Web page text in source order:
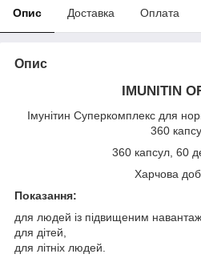
Опис Доставка Оплата
Опис
IMUNITIN
Імунітин Суперкомплекс для
360
360 капсул, 60
Харчова
Показання:
для людей із підвищеним
для дітей,
для літніх людей.